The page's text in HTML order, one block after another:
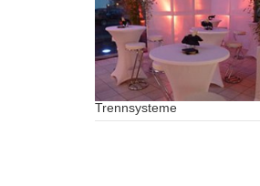
Trennsysteme